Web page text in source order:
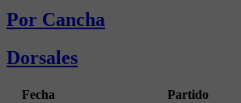
Por Cancha
Dorsales
Fecha Partido